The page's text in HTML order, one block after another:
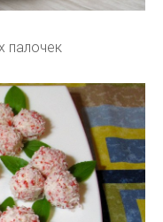
палочек